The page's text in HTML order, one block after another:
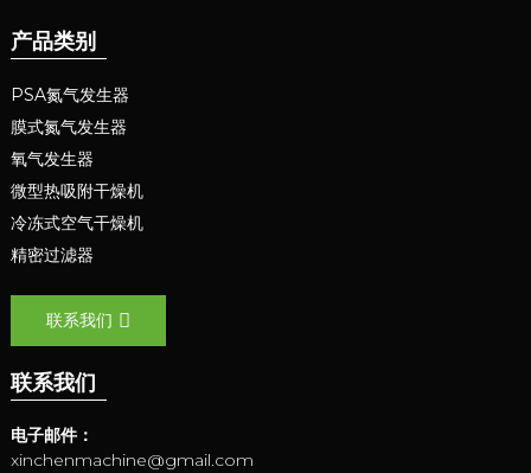
产品类别
PSA氮气发生器
膜式氮气发生器
氧气发生器
微型热吸附干燥机
冷冻式空气干燥机
精密过滤器
联系我们
联系我们
电子邮件：
xinchenmachine@gmail.com